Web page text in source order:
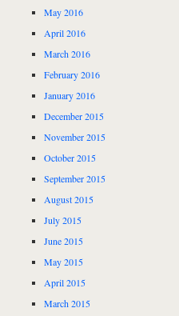
May 2016
April 2016
March 2016
February 2016
January 2016
December 2015
November 2015
October 2015
September 2015
August 2015
July 2015
June 2015
May 2015
April 2015
March 2015